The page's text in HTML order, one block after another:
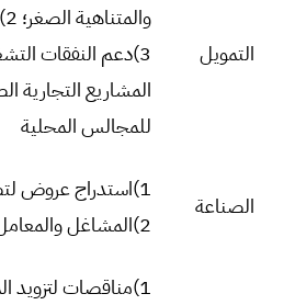
التمويل
للمجالس المحلية
الصناعة
1)استدراج عروض
2)المشاغل والمعامل والمصانع
1)مناقصات لتزويد